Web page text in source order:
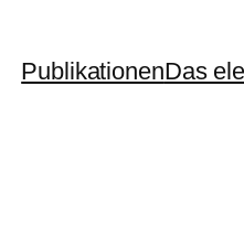
PublikationenDas